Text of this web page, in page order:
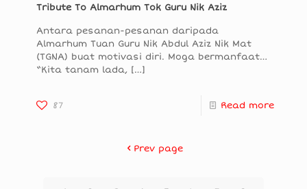
Tribute To Almarhum Tok Guru Nik Aziz
Antara pesanan-pesanan daripada
Almarhum Tuan Guru Nik Abdul Aziz Nik Mat
(TGNA) buat motivasi diri. Moga bermanfaat…
“Kita tanam lada, […]
87 Read more
Prev page